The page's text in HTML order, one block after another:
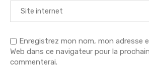
Enregistrez mon nom, mon adresse
Web dans ce navigateur pour la
commenterai.